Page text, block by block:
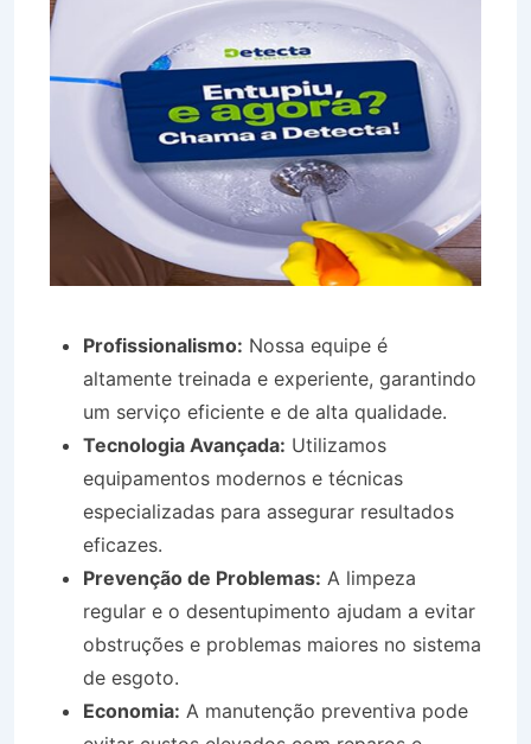
Profissionalismo: Nossa equipe é
altamente treinada e experiente, garantindo
um serviço eficiente e de alta qualidade.
Tecnologia Avançada: Utilizamos
equipamentos modernos e técnicas
especializadas para assegurar resultados
eficazes.
Prevenção de Problemas: A limpeza
regular e o desentupimento ajudam a evitar
obstruções e problemas maiores no sistema
de esgoto.
Economia: A manutenção preventiva pode